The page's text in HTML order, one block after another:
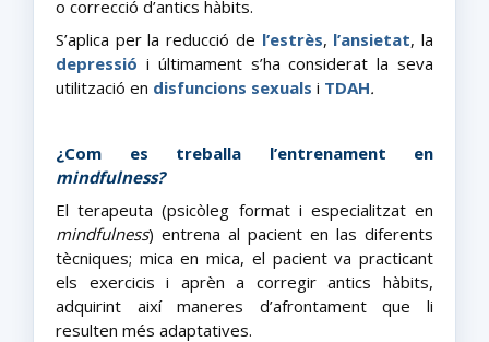
o correcció d’antics hàbits.
S’aplica per la reducció de l’estrès, l’ansietat, la
depressió i últimament s’ha considerat la seva
utilització en disfuncions sexuals i TDAH.
¿Com es treballa l’entrenament en
mindfulness?
El terapeuta (psicòleg format i especialitzat en
mindfulness) entrena al pacient en las diferents
tècniques; mica en mica, el pacient va practicant
els exercicis i aprèn a corregir antics hàbits,
adquirint així maneres d’afrontament que li
resulten més adaptatives.